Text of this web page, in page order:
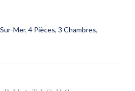
Mer, 4 Pièces, 3 Chambres,